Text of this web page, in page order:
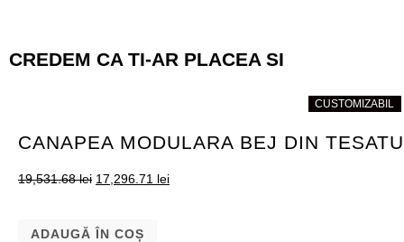
CREDEM CA TI-AR PLACEA SI
CUSTOMIZABIL
CUSTOMIZABIL
CANAPEA MODULARA BEJ DIN
19,531.68lei 17,296.71 lei
ADAUGĂ ÎN COȘ